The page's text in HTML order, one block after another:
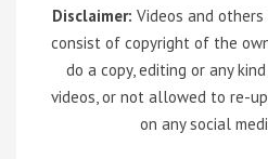
Disclaimer: Videos and
consist of copyright of the
do a copy, editing or any
videos, or not allowed to re-
on any social